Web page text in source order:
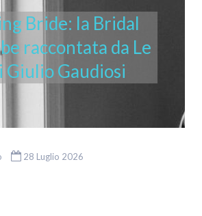
Bride: la Bridal
raccontata da Le
Giulio Gaudiosi
28 Luglio 2026